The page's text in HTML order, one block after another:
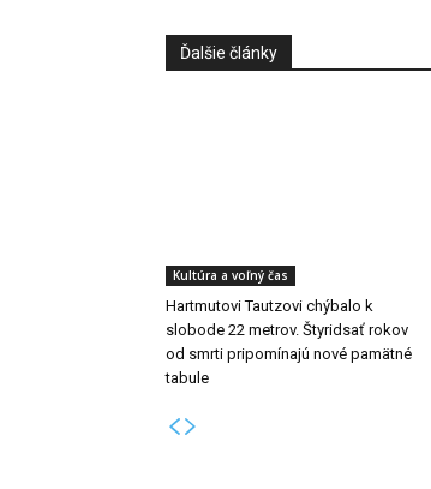
Ďalšie články
Kultúra a voľný čas
Hartmutovi Tautzovi chýbalo k
slobode 22 metrov. Štyridsať rokov
od smrti pripomínajú nové pamätné
tabule